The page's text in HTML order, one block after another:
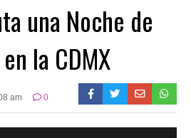
una Noche de
la CDMX
am 0